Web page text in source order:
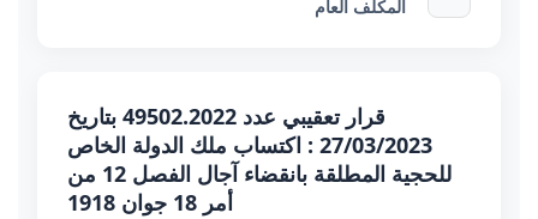
المكلف العام
قرار تعقيبي عدد 49502.2022 بتاريخ
27/03/2023 : اكتساب ملك الدولة الخاص
للحجية المطلقة بانقضاء آجال الفصل 12 من
أمر 18 جوان 1918